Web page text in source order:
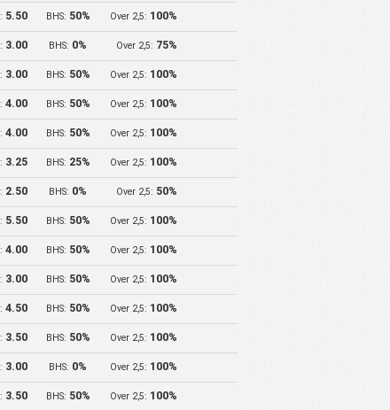
5.50 BHS: 50% Over 2,5: 100%
3.00 BHS: 0% Over 2,5: 75%
3.00 BHS: 50% Over 2,5: 100%
4.00 BHS: 50% Over 2,5: 100%
4.00 BHS: 50% Over 2,5: 100%
3.25 BHS: 25% Over 2,5: 100%
2.50 BHS: 0% Over 2,5: 50%
5.50 BHS: 50% Over 2,5: 100%
4.00 BHS: 50% Over 2,5: 100%
3.00 BHS: 50% Over 2,5: 100%
4.50 BHS: 50% Over 2,5: 100%
3.50 BHS: 50% Over 2,5: 100%
3.00 BHS: 0% Over 2,5: 100%
3.50 BHS: 50% Over 2,5: 100%